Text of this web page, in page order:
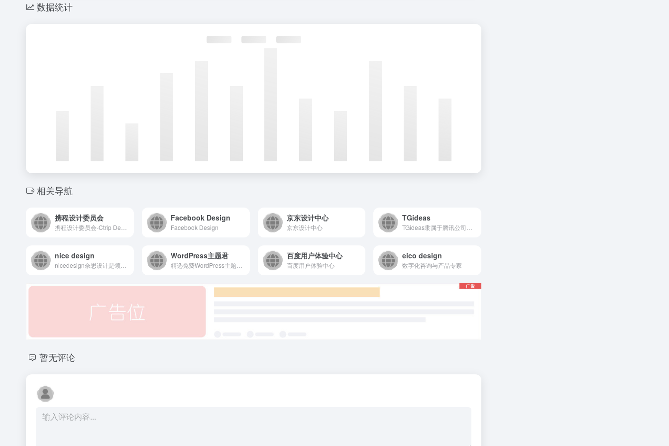
数据统计
相关导航
携程设计委员会 Facebook Design
Facebook Design
京东设计中心
京东设计中心
TGideas
nice design WordPress主题君 百度用户体验中心
百度用户体验中心
eico design
数字化咨询与产品专家
暂无评论